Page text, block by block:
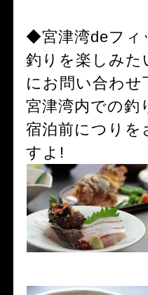
◆宮津湾deフ
釣りを楽しみた
にお問い合わせ
宮津湾内での釣
宿泊前につりを
すよ!